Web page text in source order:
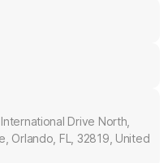
Drive North,
Orlando, FL, 32819, United